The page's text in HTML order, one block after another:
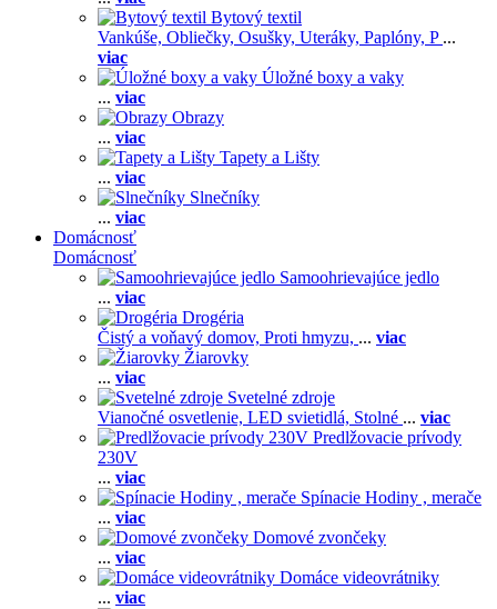
Bytový textil
Vankúše, Obliečky, Osušky, Uteráky, Paplóny, P ...
viac
Úložné boxy a vaky
... viac
Obrazy
... viac
Tapety a Lišty
... viac
Slnečníky
... viac
Domácnosť
Domácnosť
Samoohrievajúce jedlo
... viac
Drogéria
Čistý a voňavý domov, Proti hmyzu, ... viac
Žiarovky
... viac
Svetelné zdroje
Vianočné osvetlenie, LED svietidlá, Stolné ... viac
Predlžovacie prívody
230V
... viac
Spínacie Hodiny , merače
... viac
Domové zvončeky
... viac
Domáce videovrátniky
... viac